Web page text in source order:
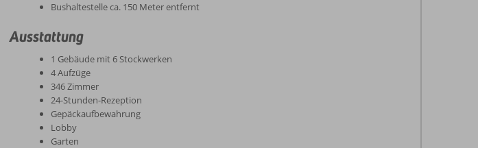
Bushaltestelle ca. 150 Meter entfernt
Ausstattung
1 Gebäude mit 6 Stockwerken
4 Aufzüge
346 Zimmer
24-Stunden-Rezeption
Gepäckaufbewahrung
Lobby
Garten